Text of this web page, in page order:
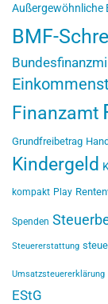
Außergewöhnliche
BMF-
Finanzamt
Grundfreibetrag
Kindergeld
kompakt Play
Spenden
Steuererstattung
Umsatzsteuererklärung
EStG